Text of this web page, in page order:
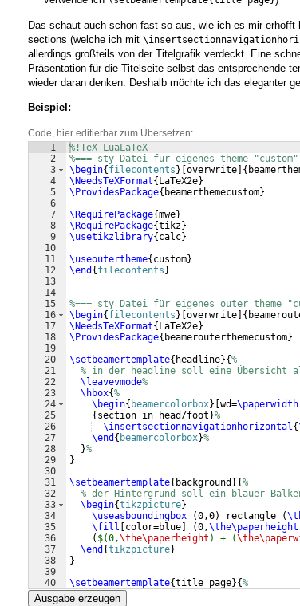
Das schaut auch schon fast so aus, wie ich es mir
sections (welche ich mit
allerdings großteils von der Titelgrafik verdeckt. Eine
Präsentation für die Titelseite selbst das entsprechende
wieder daran denken. Deshalb möchte ich das eleganter
Beispiel:
Code, hier editierbar zum Übersetzen:
1
2
3
4
5
6
7
8
9
10
11
12
13
14
15
16
17
18
19
20
21
22
23
24
25
26
27
28
29
30
31
32
33
34
35
36
37
38
39
40
41
%!TeX LuaLaTeX
%=== sty Datei für eigenes theme "custom"
\begin{ filecontents } overwrite {
\NeedsTeXFormat{ LaTeX2e}
\ProvidesPackage{ beamerthemecustom}
\RequirePackage{mwe}
\RequirePackage{tikz}
\usetikzlibrary{ calc}
\useoutertheme{ custom}
\end { filecontents }
%=== sty Datei für eigenes outer theme
\begin{ filecontents } overwrite {
\NeedsTeXFormat{ LaTeX2e}
\ProvidesPackage{ beamerouterthemecustom}
\setbeamertemplate{ headline}{%
% in der headline soll eine Übersicht
\leavevmode%
\hbox{%
\begin{ beamercolorbox} wd=\paperwidth
{ section in head/foot }%
\insertsectionnavigationhorizontal{
\end { beamercolorbox}%
}%
}
\setbeamertemplate{ background }{%
% der Hintergrund soll ein blauer
\begin{tikzpicture}
\useasboundingbox
(0,0) rectangle (
\fill
color=blue (0,\the\paperheight
( $(0,\the\paperheight ) + (
\end {tikzpicture}
}
\setbeamertemplate{title page}{%
% bei der Titelseite soll eine Graphik
Ausgabe erzeugen